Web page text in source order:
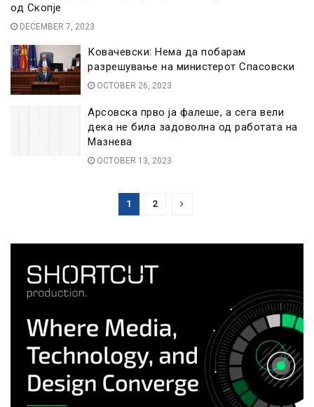
од Скопје
DECEMBER 7, 2023
Ковачевски: Нема да побарам
разрешување на министерот Спасовски
OCTOBER 26, 2023
Арсовска прво ја фалеше, а сега вели
дека не била задоволна од работата на
Мазнева
OCTOBER 13, 2023
1 2